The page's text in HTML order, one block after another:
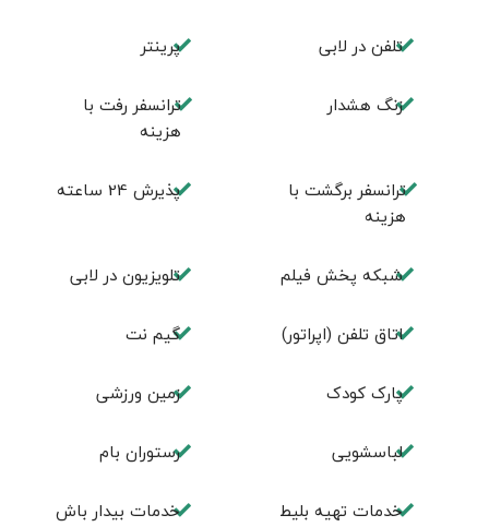
تلفن در لابی پرینتر
زنگ هشدار
ترانسفر رفت با
هزینه
ترانسفر برگشت با
هزینه
پذیرش 24 ساعته
شبکه پخش فیلم تلویزیون در لابی
اتاق تلفن (اپراتور) گیم نت
پارک کودک زمین ورزشی
لباسشویی رستوران بام
خدمات تهيه بليط خدمات بیدار باش